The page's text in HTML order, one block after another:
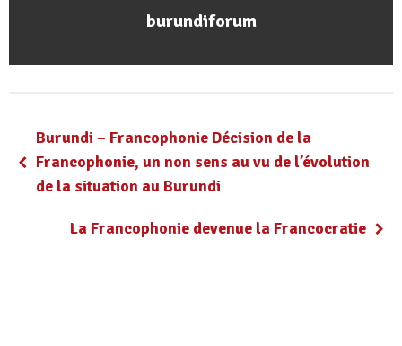
burundiforum
Burundi – Francophonie Décision de la
Francophonie, un non sens au vu de l’évolution
de la situation au Burundi
La Francophonie devenue la Francocratie